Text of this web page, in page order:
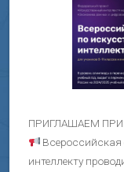
ПРИГЛАШАЕМ
интеллекту